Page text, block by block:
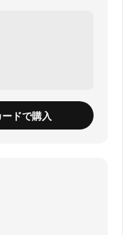
ドで購入